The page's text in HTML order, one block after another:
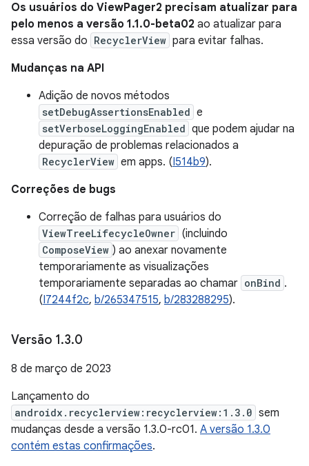
Os usuários do ViewPager2 precisam atualizar para
pelo menos a versão 1.1.0-beta02 ao atualizar para
essa versão do RecyclerView para evitar falhas.
Mudanças na API
Adição de novos métodos
setDebugAssertionsEnabled e
setVerboseLoggingEnabled que podem ajudar na
depuração de problemas relacionados a
RecyclerView em apps. (I514b9).
Correções de bugs
Correção de falhas para usuários do
ViewTreeLifecycleOwner (incluindo
ComposeView ) ao anexar novamente
temporariamente as visualizações
temporariamente separadas ao chamar onBind .
(I7244f2c, b/265347515, b/283288295).
Versão 1.3.0
8 de março de 2023
Lançamento do
androidx.recyclerview:recyclerview:1.3.0 sem
mudanças desde a versão 1.3.0-rc01. A versão 1.3.0
contém estas confirmações.